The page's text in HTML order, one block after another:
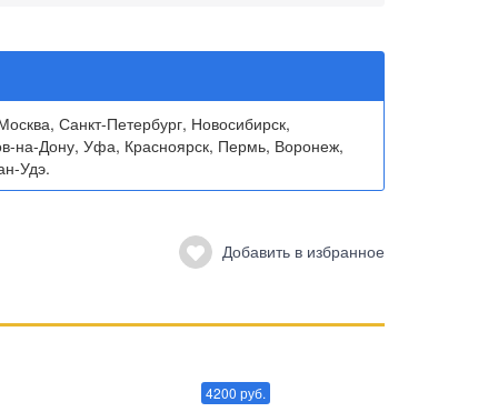
Санкт-Петербург, Новосибирск,
на-Дону, Уфа, Красноярск, Пермь, Воронеж,
Удэ.
Добавить в избранное
4200 руб.